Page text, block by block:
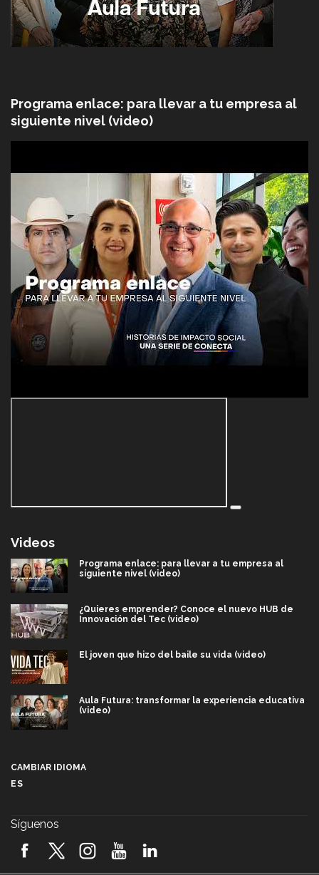
Programa enlace: para llevar a tu empresa al
siguiente nivel (video)
Videos
Programa enlace: para llevar a tu empresa al
siguiente nivel (video)
¿Quieres emprender? Conoce el nuevo HUB de
Innovación del Tec (video)
El joven que hizo del baile su vida (video)
Aula Futura: transformar la experiencia educativa
(video)
2026! (video)
CAMBIAR IDIOMA
ES
Síguenos